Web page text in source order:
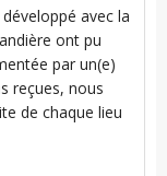
avec la
ont pu
par un(e)
reçues, nous
de chaque lieu